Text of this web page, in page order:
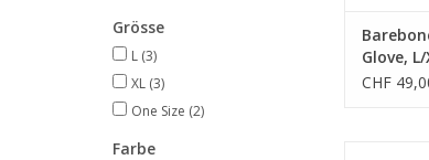
Grösse
L (3)
XL (3)
One Size (2)
Farbe
Glove, L/
CHF